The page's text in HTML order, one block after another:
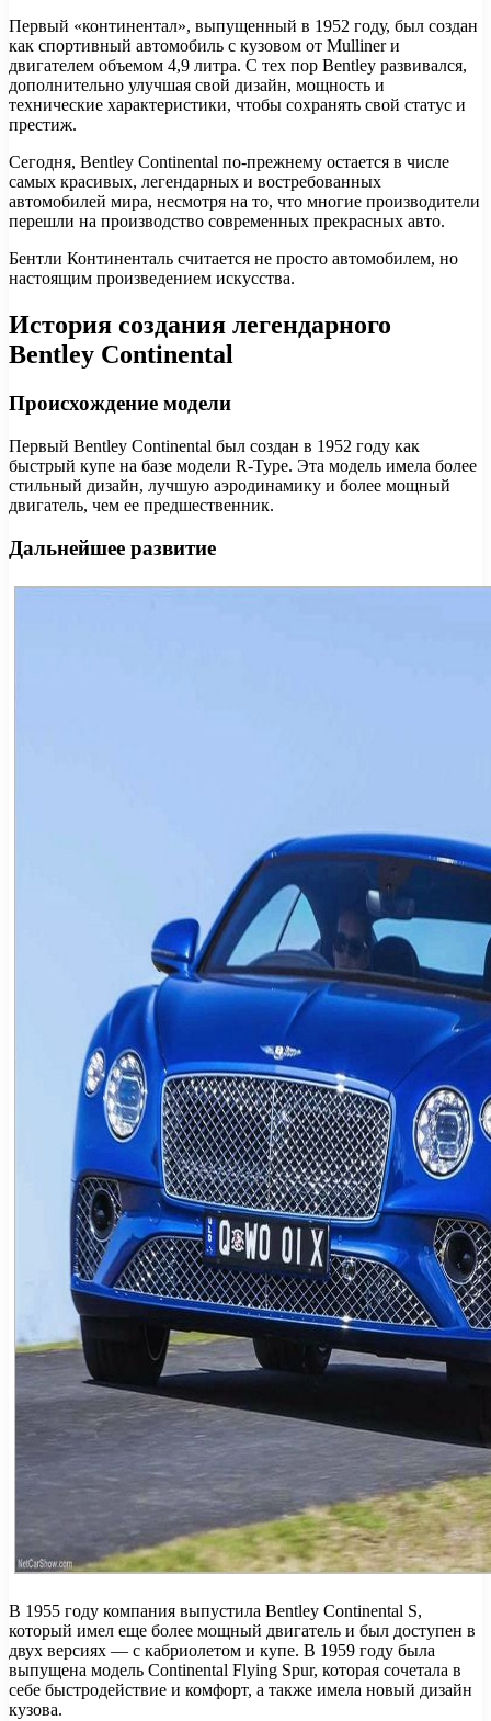
Первый «континентал», выпущенный в 1952 году, был создан
как спортивный автомобиль с кузовом от Mulliner и
двигателем объемом 4,9 литра. С тех пор Bentley развивался,
дополнительно улучшая свой дизайн, мощность и
технические характеристики, чтобы сохранять свой статус и
престиж.
Сегодня, Bentley Continental по-прежнему остается в числе
самых красивых, легендарных и востребованных
автомобилей мира, несмотря на то, что многие производители
перешли на производство современных прекрасных авто.
Бентли Континенталь считается не просто автомобилем, но
настоящим произведением искусства.
История создания легендарного
Bentley Continental
Происхождение модели
Первый Bentley Continental был создан в 1952 году как
быстрый купе на базе модели R-Type. Эта модель имела более
стильный дизайн, лучшую аэродинамику и более мощный
двигатель, чем ее предшественник.
Дальнейшее развитие
В 1955 году компания выпустила Bentley Continental S,
который имел еще более мощный двигатель и был доступен в
двух версиях — с кабриолетом и купе. В 1959 году была
выпущена модель Continental Flying Spur, которая сочетала в
себе быстродействие и комфорт, а также имела новый дизайн
кузова.